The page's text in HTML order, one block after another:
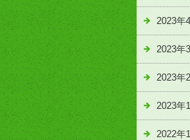
2023年
2023年
2023年
2023年
2022年